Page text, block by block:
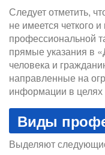
Следует отметить,
не имеется четкого
профессиональной
прямые указания в
человека и
направленные на
информации в целях
Виды
Выделяют